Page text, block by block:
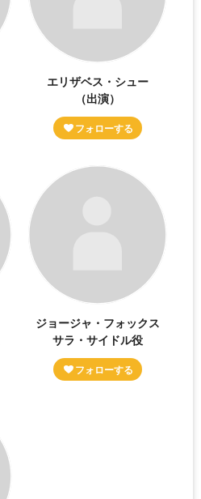
エリザベス・シュー
（出演）
ジョージャ・フォックス
サラ・サイドル役